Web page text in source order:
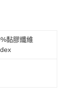
黏膠纖維